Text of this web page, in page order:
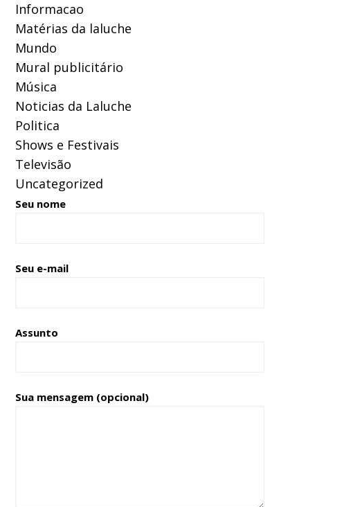
Informacao
Matérias da laluche
Mundo
Mural publicitário
Música
Noticias da Laluche
Politica
Shows e Festivais
Televisão
Uncategorized
Seu nome
Seu e-mail
Assunto
Sua mensagem (opcional)